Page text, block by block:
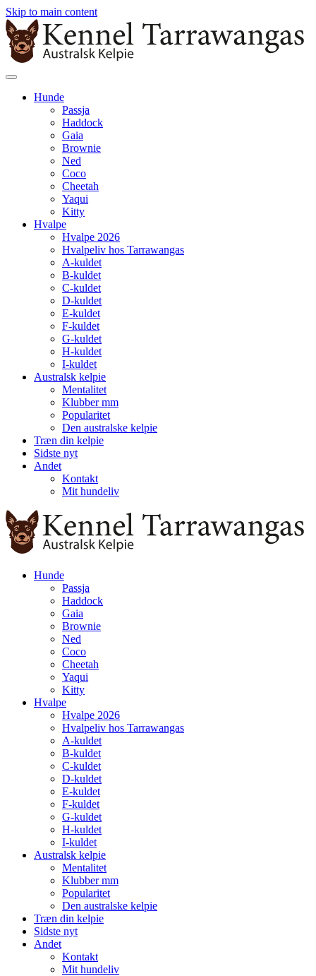
Skip to main content
Hunde
Passja
Haddock
Gaia
Brownie
Ned
Coco
Cheetah
Yaqui
Kitty
Hvalpe
Hvalpe 2026
Hvalpeliv hos Tarrawangas
A-kuldet
B-kuldet
C-kuldet
D-kuldet
E-kuldet
F-kuldet
G-kuldet
H-kuldet
I-kuldet
Australsk kelpie
Mentalitet
Klubber mm
Popularitet
Den australske kelpie
Træn din kelpie
Sidste nyt
Andet
Kontakt
Mit hundeliv
Hunde
Passja
Haddock
Gaia
Brownie
Ned
Coco
Cheetah
Yaqui
Kitty
Hvalpe
Hvalpe 2026
Hvalpeliv hos Tarrawangas
A-kuldet
B-kuldet
C-kuldet
D-kuldet
E-kuldet
F-kuldet
G-kuldet
H-kuldet
I-kuldet
Australsk kelpie
Mentalitet
Klubber mm
Popularitet
Den australske kelpie
Træn din kelpie
Sidste nyt
Andet
Kontakt
Mit hundeliv